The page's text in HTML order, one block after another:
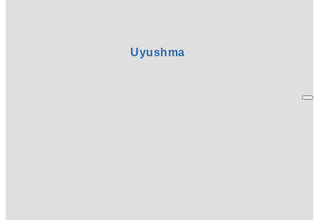
Uyushma